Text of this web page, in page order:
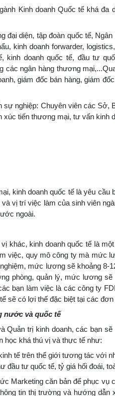
Kinh doanh Quốc tế khá đa
đại diện, tập đoàn quốc tế,
kinh doanh forwarder,
kinh doanh quốc tế, đầu tư
các ngân hàng thương
giám đốc bán hàng, giám
nghiệp: Chuyên viên các Sở,
tiến thương mại, tư vấn kinh
kinh doanh quốc tế là yêu cầu
vị trí việc làm của sinh viên
ngoài.
khác, kinh doanh quốc tế là
việc, quy mô công ty mà mức
mức lương sẽ khoảng 8-
phòng, quản lý, mức lương sẽ
bạn làm việc là các công ty
sẽ có lợi thế đặc biệt tại các đơn
nước và quốc tế
Quản trị kinh doanh, các bạn
học khá thú vị và thực tế như:
tế trên thế giới tương tác với
đầu tư quốc tế, tỷ giá hối đoái,
Marketing căn bản để phục vụ
tin thị trường và hướng dẫn